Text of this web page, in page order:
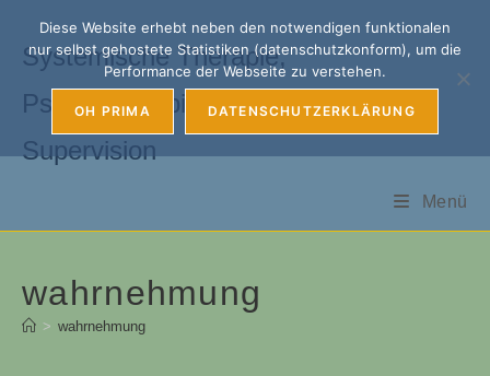
springen
Systemische Therapie,
Psychotherapie, Coaching &
Supervision
Menü
wahrnehmung
> wahrnehmung
Diese Website erhebt neben den notwendigen funktionalen
nur selbst gehostete Statistiken (datenschutzkonform), um die
Performance der Webseite zu verstehen.
OH PRIMA DATENSCHUTZERKLÄRUNG